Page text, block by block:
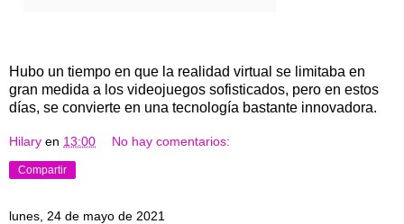
Hubo un tiempo en que la realidad virtual se limitaba en
gran medida a los videojuegos sofisticados, pero en estos
días, se convierte en una tecnología bastante innovadora.
Hilary en 13:00 No hay comentarios:
Compartir
lunes, 24 de mayo de 2021